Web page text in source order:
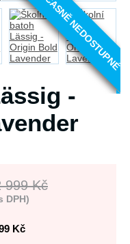
DOČASNĚ NEDOSTUPNÉ
-
999 Kč
DPH)
Kč